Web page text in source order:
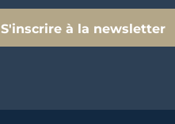
S'inscrire à la newsletter